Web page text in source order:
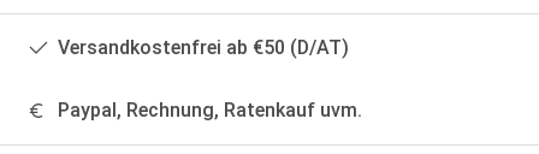
Versandkostenfrei ab €50 (D/AT)
Paypal, Rechnung, Ratenkauf uvm.